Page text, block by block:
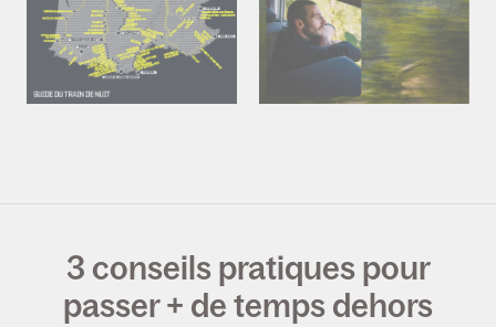
3 conseils pratiques pour
passer + de temps dehors